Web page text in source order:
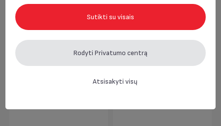
Sutikti su visais
Rodyti Privatumo centrą
Atsisakyti visų